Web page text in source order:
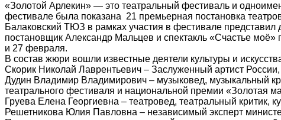
«Золотой Арлекин» — это театральный фестиваль и
фестивале была показана 21 премьерная постановка
Балаковский ТЮЗ в рамках участия в фестивале представил
постановщик Александр Мальцев и спектакль «Счастье
и 27 февраля.
В состав жюри вошли известные деятели культуры и
Скорик Николай Лаврентьевич – Заслуженный артист
Дудин Владимир Владимирович – музыковед, музыкальный
театрального фестиваля и национальной премии «Золотая
Груева Елена Георгиевна – театровед, театральный критик,
Решетникова Юлия Павловна – независимый эксперт